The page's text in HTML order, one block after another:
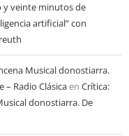
y veinte minutos de
artificial” con
Musical donostiarra.
Radio Clásicaen Crítica:
donostiarra. De